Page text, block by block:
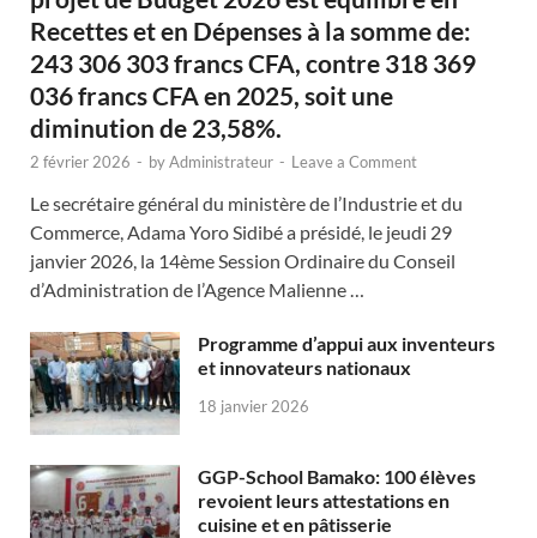
Recettes et en Dépenses à la somme de:
243 306 303 francs CFA, contre 318 369
036 francs CFA en 2025, soit une
diminution de 23,58%.
2 février 2026 - byAdministrateur - Leave a Comment
Le secrétaire général du ministère de l’Industrie et du
Commerce, Adama Yoro Sidibé a présidé, le jeudi 29
janvier 2026, la 14ème Session Ordinaire du Conseil
d’Administration de l’Agence Malienne …
Programme d’appui aux inventeurs
et innovateurs nationaux
18 janvier 2026
GGP-School Bamako: 100 élèves
revoient leurs attestations en
cuisine et en pâtisserie